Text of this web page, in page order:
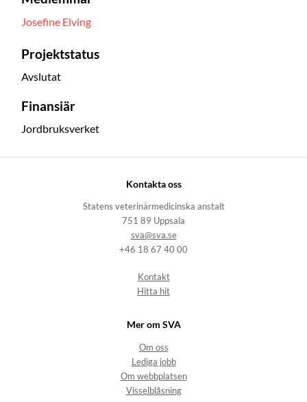
Josefine Elving
Projektstatus
Avslutat
Finansiär
Jordbruksverket
Kontakta oss
Statens veterinärmedicinska anstalt
751 89 Uppsala
sva@sva.se
+46 18 67 40 00
Kontakt
Hitta hit
Mer om SVA
Om oss
Lediga jobb
Om webbplatsen
Visselblåsning